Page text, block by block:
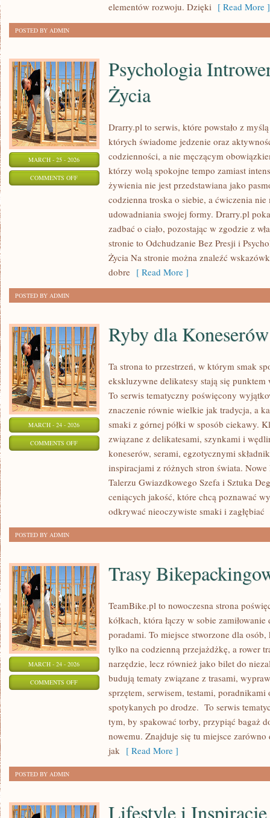
elementów rozwoju. Dzięki [ Read More ]
POSTED BY ADMIN
MARCH - 25 - 2026
COMMENTS OFFON
PSYCHOLOGIA
Psychologia
Życia
Drarry.pl to serwis, które powstało z
których świadome jedzenie oraz
codzienności, a nie męczącym
którzy wolą spokojne tempo zamiast
żywienia nie jest przedstawiana jako
codzienna troska o siebie, a ćwiczenia
udowadniania swojej formy. Drarry.pl
zadbać o ciało, pozostając w zgodzie z
stronie to Odchudzanie Bez Presji i
Życia Na stronie można znaleźć
dobre [ Read More ]
POSTED BY ADMIN
MARCH - 24 - 2026
COMMENTS OFFON
KONESERÓW
Ryby dla Koneserów
Ta strona to przestrzeń, w którym smak
ekskluzywne delikatesy stają się
To serwis tematyczny poświęcony
znaczenie równie wielkie jak tradycja, a
smaki z górnej półki w sposób ciekawy.
związane z delikatesami, szynkami i
koneserów, serami, egzotycznymi
inspiracjami z różnych stron świata.
Talerzu Gwiazdkowego Szefa i Sztuka
ceniących jakość, które chcą poznawać
odkrywać nieoczywiste smaki i zagłębiać
POSTED BY ADMIN
MARCH - 24 - 2026
COMMENTS OFFON
BIKEPACKINGOWE
Trasy
TeamBike.pl to nowoczesna strona
kółkach, która łączy w sobie
poradami. To miejsce stworzone dla
tylko na codzienną przejażdżkę, a rower
narzędzie, lecz również jako bilet do
budują tematy związane z trasami,
sprzętem, serwisem, testami,
spotykanych po drodze. To serwis
tym, by spakować torby, przypiąć bagaż
nowemu. Znajduje się tu miejsce
jak [ Read More ]
POSTED BY ADMIN
Lifestyle i Inspiracje